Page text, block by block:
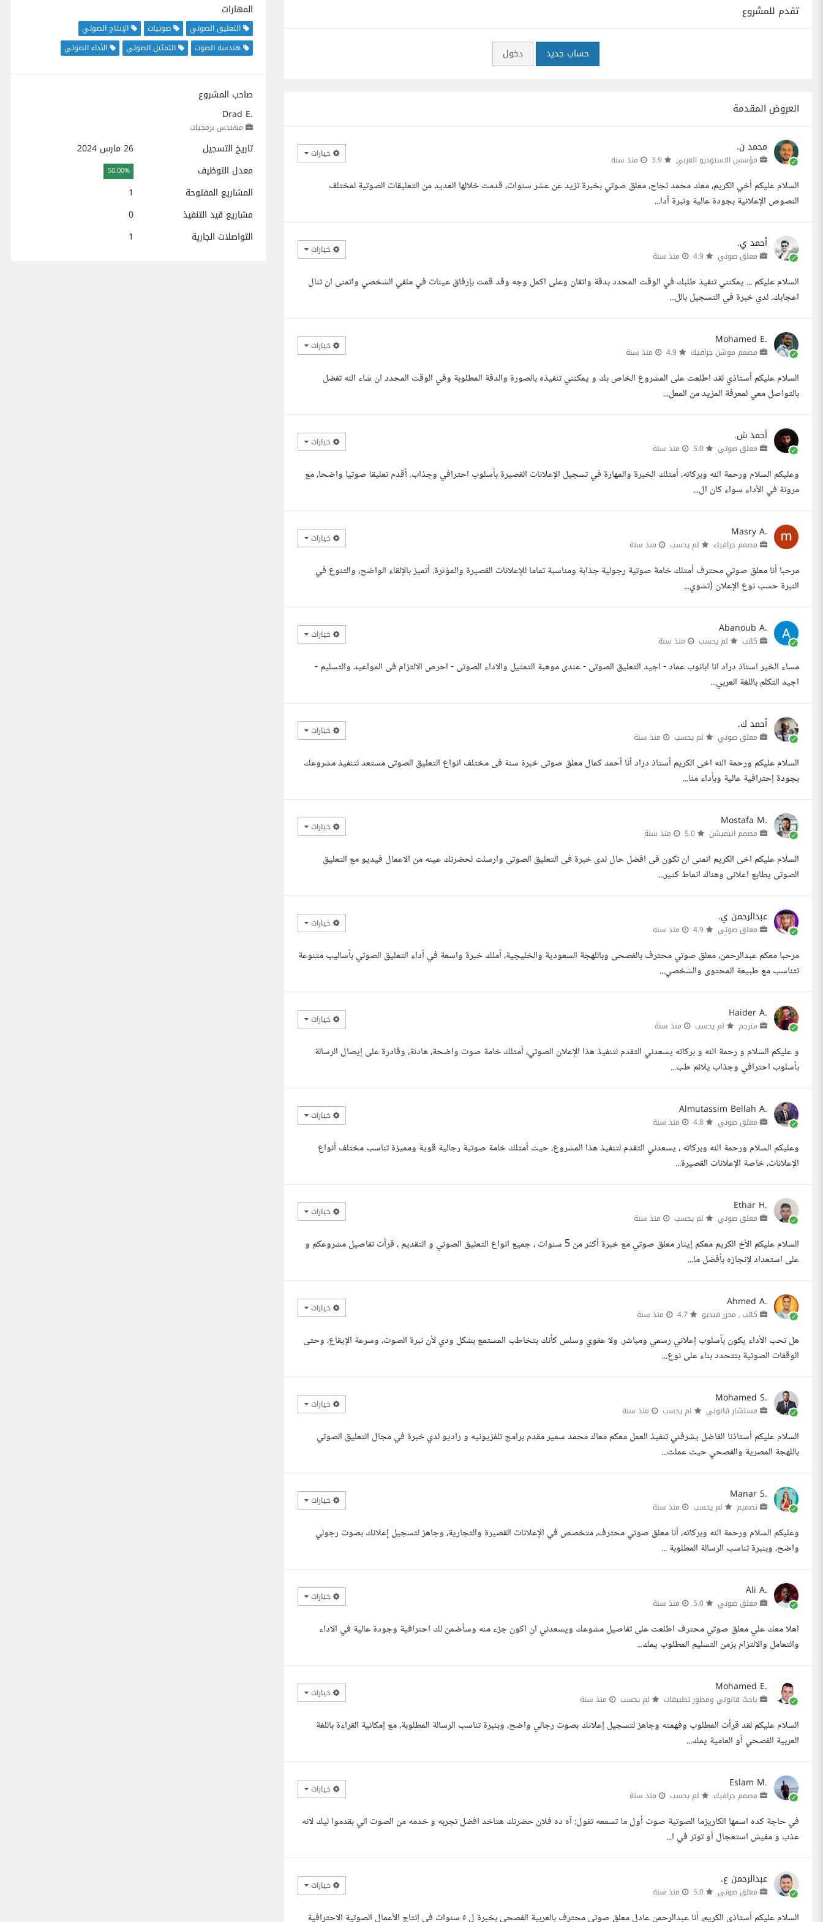
المهارات
التعليق الصوتي صوتيات
الإنتاج الصوتي
هندسة الصوت
التمثيل الصوتي الأداء الصوتي
صاحب المشروع
Drad E.
مهندس برمجيات
تاريخ التسجيل
26 مارس 2024
معدل التوظيف
50.00%
المشاريع المفتوحة
1
مشاريع قيد التنفيذ
0
التواصلات الجارية
1
تقدم للمشروع
حساب جديد دخول
العروض المقدمة
محمد ن.
مؤسس الاستوديو العربي منذ سنة خيارات
السلام عليكم أخي الكريم، معك محمد نجاح، معلق صوتي بخبرة تزيد عن عشر سنوات، قدمت خلالها العديد من التعليقات الصوتية لمختلف
النصوص الإعلانية بجودة عالية ونبرة أدا...
أحمد ي.
معلق صوتي منذ سنة خيارات
السلام عليكم ... يمكنني تنفيذ طلبك في الوقت المحدد بدقة واتقان وعلى اكمل وجه وقد قمت بإرفاق عينات في ملفي الشخصي واتمنى ان تنال
اعجابك. لدي خبرة في التسجيل بالل...
Mohamed E.
مصمم موشن جرافيك منذ سنة خيارات
السلام عليكم أستاذي لقد اطلعت على المشروع الخاص بك و يمكنني تنفيذه بالصورة والدقة المطلوبة وفي الوقت المحدد ان شاء الله تفضل
بالتواصل معي لمعرفة المزيد من المعل...
أحمد ش.
معلق صوتي منذ سنة خيارات
وعليكم السلام ورحمة الله وبركاته، أمتلك الخبرة والمهارة في تسجيل الإعلانات القصيرة بأسلوب احترافي وجذاب. أقدم تعليقا صوتيا واضحا، مع
مرونة في الأداء سواء كان ال...
Masry A.
مصمم جرافيك لم يحسب منذ سنة خيارات
مرحبا أنا معلق صوتي محترف أمتلك خامة صوتية رجولية جذابة ومناسبة تماما للإعلانات القصيرة والمؤثرة. أتميز بالإلقاء الواضح، والتنوع في
النبرة حسب نوع الإعلان (تشوي...
Abanoub A.
كاتب لم يحسب منذ سنة خيارات
مساء الخير استاذ دراد انا ابانوب عماد - اجيد التعليق الصوتى - عندى موهبة التمثيل والاداء الصوتى - احرص الالتزام فى المواعيد والتسليم -
اجيد التكلم باللغة العربي...
أحمد ك.
معلق صوتي لم يحسب منذ سنة خيارات
السلام عليكم ورحمة الله اخى الكريم أستاذ دراد أنا أحمد كمال معلق صوتى خبرة سنة فى مختلف انواع التعليق الصوتى مستعد لتنفيذ مشروعك
بجودة إحترافية عالية وبأداء منا...
Mostafa M.
مصمم انيميشن منذ سنة خيارات
السلام عليكم اخى الكريم اتمنى ان تكون فى افضل حال لدى خبرة فى التعليق الصوتى وارسلت لحضرتك عينه من الاعمال فيديو مع التعليق
الصوتى يطابع اعلانى وهناك انماط كثير...
عبدالرحمن ي.
معلق صوتي منذ سنة خيارات
مرحبا معكم عبدالرحمن، معلق صوتي محترف بالفصحى وباللهجة السعودية والخليجية، أملك خبرة واسعة في أداء التعليق الصوتي بأساليب متنوعة
تتناسب مع طبيعة المحتوى والشخصي...
Haider A.
مترجم لم يحسب منذ سنة خيارات
و عليكم السلام و رحمة الله و بركاته يسعدني التقدم لتنفيذ هذا الإعلان الصوتي، أمتلك خامة صوت واضحة، هادئة، وقادرة على إيصال الرسالة
بأسلوب احترافي وجذاب يلائم طب...
Almutassim Bellah A.
معلق صوتي منذ سنة خيارات
وعليكم السلام ورحمة الله وبركاته ، يسعدني التقدم لتنفيذ هذا المشروع، حيث أمتلك خامة صوتية رجالية قوية ومميزة تناسب مختلف أنواع
الإعلانات، خاصة الإعلانات القصيرة...
Ethar H.
معلق صوتي لم يحسب منذ سنة خيارات
السلام عليكم الأخ الكريم معكم إيثار معلق صوتي مع خبرة أكثر من 5 سنوات ، جميع انواع التعليق الصوتي و التقديم ، قرأت تفاصيل مشروعكم و
على استعداد لإنجازه بأفضل ما...
Ahmed A.
كاتب ـ محرر فيديو منذ سنة خيارات
هل تحب الأداء يكون بأسلوب إعلاني رسمي ومباشر. ولا عفوي وسلس كأنك بتخاطب المستمع بشكل ودي لأن نبرة الصوت، وسرعة الإيقاع، وحتى
الوقفات الصوتية بتتحدد بناء على نوع...
Mohamed S.
مستشار قانوني لم يحسب منذ سنة خيارات
السلام عليكم أستاذنا الفاضل يشرفني تنفيذ العمل معكم معاك محمد سمير مقدم برامج تلفزيونيه و راديو لدي خبرة في مجال التعليق الصوتي
باللهجة المصرية والفصحي حيث عملت...
Manar S.
تصميم لم يحسب منذ سنة خيارات
وعليكم السلام ورحمة الله وبركاته، أنا معلق صوتي محترف، متخصص في الإعلانات القصيرة والتجارية، وجاهز لتسجيل إعلانك بصوت رجولي
واضح، وبنبرة تناسب الرسالة المطلوبة ...
Ali A.
معلق صوتي منذ سنة خيارات
اهلا معك علي معلق صوتي محترف اطلعت على تفاصيل مشوعك ويسعدني ان اكون جزء منه وسأضمن لك احترافية وجودة عالية في الاداء
والتعامل والالتزام بزمن التسليم المطلوب يمك...
Mohamed E.
باحث قانوني ومطور تطبيقات لم يحسب منذ سنة خيارات
السلام عليكم لقد قرأت المطلوب وفهمته وجاهز لتسجيل إعلانك بصوت رجالي واضح، وبنبرة تناسب الرسالة المطلوبة، مع إمكانية القراءة باللغة
العربية الفصحي أو العامية يمك...
Eslam M.
مصمم جرافيك لم يحسب منذ سنة خيارات
في حاجة كده اسمها الكاريزما الصوتية صوت أول ما تسمعه تقول: آه ده فلان حضرتك هتاخد افضل تجربه و خدمه من الصوت الي بقدموا ليك لانه
عذب و مفيش استعجال أو توتر في ا...
عبدالرحمن ع.
معلق صوتي منذ سنة خيارات
السلام عليكم أستاذي الكريم، أنا عبدالرحمن عادل معلق صوتي محترف بالعربية الفصحى بخبرة ل ٥ سنوات في إنتاج الأعمال الصوتية الاحترافية